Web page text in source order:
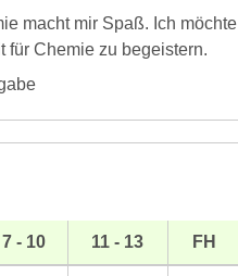
macht mir Spaß. Ich
für Chemie zu begeistern.
7 - 10 11 - 13 FH